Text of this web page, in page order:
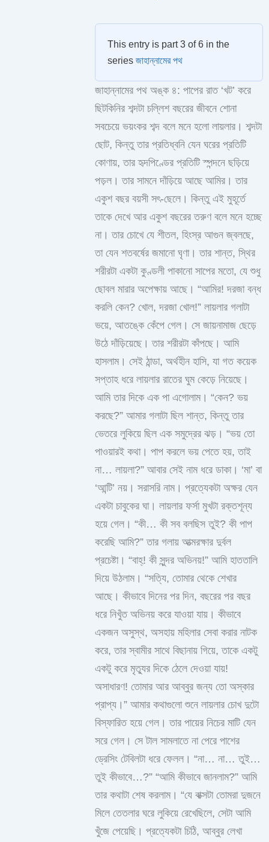
This entry is part 3 of 6 in the
seriesজাহান্নামের পথ
জাহান্নামের পথ অঙ্ক ৪: পাপের রাত ‘খট’ করে
ছিটকিনির শব্দটা চল্লিশ বছরের জীবনে শোনা
সবচেয়ে ভয়ংকর শব্দ বলে মনে হলো লায়লার। শব্দটা
ছোট, কিন্তু তার প্রতিধ্বনি যেন ঘরের প্রতিটি
কোণায়, তার হৃদপিণ্ডের প্রতিটি স্পন্দনে ছড়িয়ে
পড়ল। তার সামনে দাঁড়িয়ে আছে আমির। তার
একুশ বছর বয়সী সৎ-ছেলে। কিন্তু এই মুহূর্তে
তাকে দেখে আর একুশ বছরের তরুণ বলে মনে হচ্ছে
না। তার চোখে যে শীতল, হিংস্র আগুন জ্বলছে,
তা যেন শতবর্ষের জমানো ঘৃণা। তার শান্ত, স্থির
শরীরটা একটা কুণ্ডলী পাকানো সাপের মতো, যে শুধু
ছোবল মারার অপেক্ষায় আছে। “আমির! দরজা বন্ধ
করলি কেন? খোল, দরজা খোল!” লায়লার গলাটা
ভয়ে, আতঙ্কে কেঁপে গেল। সে জায়নামাজ ছেড়ে
উঠে দাঁড়িয়েছে। তার শরীরটা কাঁপছে। আমি
হাসলাম। সেই ঠান্ডা, অর্থহীন হাসি, যা গত কয়েক
সপ্তাহ ধরে লায়লার রাতের ঘুম কেড়ে নিয়েছে।
আমি তার দিকে এক পা এগোলাম। “কেন? ভয়
করছে?” আমার গলাটা ছিল শান্ত, কিন্তু তার
ভেতরে লুকিয়ে ছিল এক সমুদ্রের ঝড়। “ভয় তো
পাওয়ারই কথা। পাপ করলে ভয় পেতে হয়, তাই
না… লায়লা?” আবার সেই নাম ধরে ডাকা। ‘মা’ বা
‘আন্টি’ নয়। সরাসরি নাম। প্রত্যেকটা অক্ষর যেন
একটা চাবুকের ঘা। লায়লার ফর্সা মুখটা রক্তশূন্য
হয়ে গেল। “কী… কী সব বলছিস তুই? কী পাপ
করেছি আমি?” তার গলায় আত্মরক্ষার দুর্বল
প্রচেষ্টা। “বাহ্! কী সুন্দর অভিনয়!” আমি হাততালি
দিয়ে উঠলাম। “সত্যি, তোমার থেকে শেখার
আছে। কীভাবে দিনের পর দিন, বছরের পর বছর
ধরে নিখুঁত অভিনয় করে যাওয়া যায়। কীভাবে
একজন অসুস্থ, অসহায় মহিলার সেবা করার নাটক
করে, তার স্বামীর সাথে বিছানায় গিয়ে, তাকে একটু
একটু করে মৃত্যুর দিকে ঠেলে দেওয়া যায়!
অসাধারণ! তোমার আর আব্বুর জন্য তো অস্কার
প্রাপ্য।” আমার কথাগুলো শুনে লায়লার চোখ দুটো
বিস্ফারিত হয়ে গেল। তার পায়ের নিচের মাটি যেন
সরে গেল। সে টাল সামলাতে না পেরে পাশের
ড্রেসিং টেবিলটা ধরে ফেলল। “না… না… তুই…
তুই কীভাবে…?” “আমি কীভাবে জানলাম?” আমি
তার কথাটা শেষ করলাম। “যে বাক্সটা তোমরা দুজনে
মিলে তেতলার ঘরে লুকিয়ে রেখেছিলে, সেটা আমি
খুঁজে পেয়েছি। প্রত্যেকটা চিঠি, আব্বুর লেখা